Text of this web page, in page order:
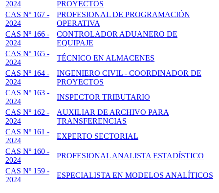
2024
PROYECTOS
CAS Nº 167 -
2024
PROFESIONAL DE PROGRAMACIÓN
OPERATIVA
CAS Nº 166 -
2024
CONTROLADOR ADUANERO DE
EQUIPAJE
CAS Nº 165 -
2024
TÉCNICO EN ALMACENES
CAS Nº 164 -
2024
INGENIERO CIVIL - COORDINADOR DE
PROYECTOS
CAS Nº 163 -
2024
INSPECTOR TRIBUTARIO
CAS Nº 162 -
2024
AUXILIAR DE ARCHIVO PARA
TRANSFERENCIAS
CAS Nº 161 -
2024
EXPERTO SECTORIAL
CAS Nº 160 -
2024
PROFESIONAL ANALISTA ESTADÍSTICO
CAS Nº 159 -
2024
ESPECIALISTA EN MODELOS ANALÍTICOS